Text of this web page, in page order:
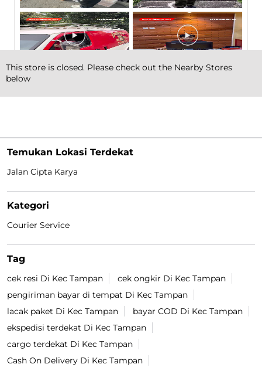
Temukan Lokasi Terdekat
Jalan Cipta Karya
Kategori
Courier Service
Tag
cek resi Di Kec Tampan
cek ongkir Di Kec Tampan
pengiriman bayar di tempat Di Kec Tampan
lacak paket Di Kec Tampan
bayar COD Di Kec Tampan
ekspedisi terdekat Di Kec Tampan
cargo terdekat Di Kec Tampan
Cash On Delivery Di Kec Tampan
This store is closed. Please check out the Nearby Stores
below